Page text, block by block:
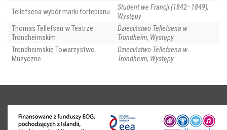
Tellefsena wybór marki fortepianu
Student we Francji (1842–1849),
Występy
Thomas Tellefsen w Teatrze
Trondheimskim
Dzieciństwo Tellefsena w
Trondheim, Występy
Trondheimskie Towarzystwo
Muzyczne
Dzieciństwo Tellefsena w
Trondheim, Występy